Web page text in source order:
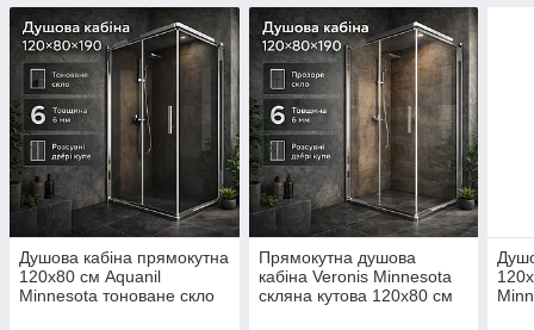
Душова кабіна прямокутна
120x80 см Aquanil
Minnesota тоноване скло
Прямокутна душова
кабіна Veronis Minnesota
скляна кутова 120x80 см